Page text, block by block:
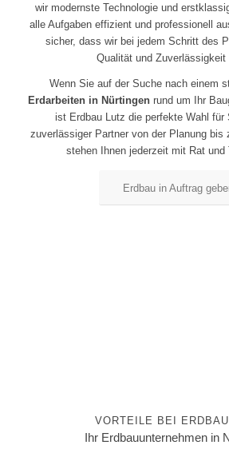
wir modernste Technologie und
alle Aufgaben effizient und professionell
sicher, dass wir bei jedem Schritt des
Qualität und Zuverlässigkeit
Wenn Sie auf der Suche nach einem
Erdarbeiten in Nürtingen rund um Ihr
ist Erdbau Lutz die perfekte Wahl für
zuverlässiger Partner von der Planung bis
stehen Ihnen jederzeit mit Rat und
Erdbau in Auftrag
VORTEILE BEI
Ihr Erdbauunternehmen in